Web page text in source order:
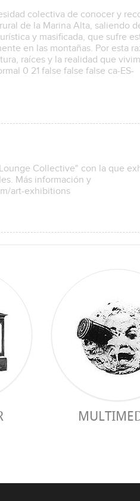
colectiva de conocer y
de la Marina Alta, saliendo
y masificada, que sufre
en las montañas. Por esta
raíces y la realidad que
0 21 false false false ca-ES-
Collective" con la que
Más información y
art-exhibitions